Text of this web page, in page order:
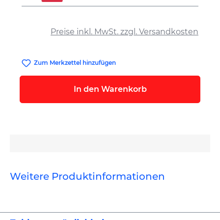
Preise inkl. MwSt. zzgl. Versandkosten
Zum Merkzettel hinzufügen
In den Warenkorb
Weitere Produktinformationen